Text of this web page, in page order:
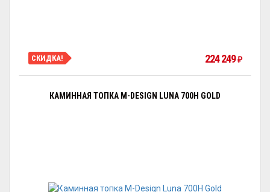
СКИДКА! 224 249₽
КАМИННАЯ ТОПКА M-DESIGN LUNA 700H GOLD